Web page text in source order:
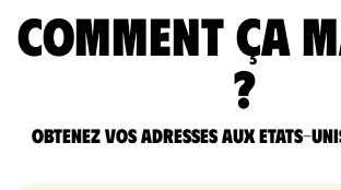
comment ça
?
Obtenez vos adresses aux Etats-